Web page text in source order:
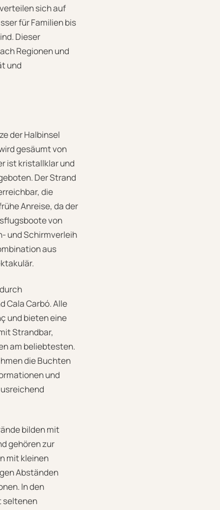
sich auf
für Familien bis
Dieser
Regionen und
und
der Halbinsel
gesäumt von
ist kristallklar und
Der Strand
die
Anreise, da der
von
und Schirmverleih
aus
Cala Carbó. Alle
und bieten eine
Strandbar,
am beliebtesten.
die Buchten
und
bilden mit
gehören zur
mit kleinen
Abständen
In den
seltenen